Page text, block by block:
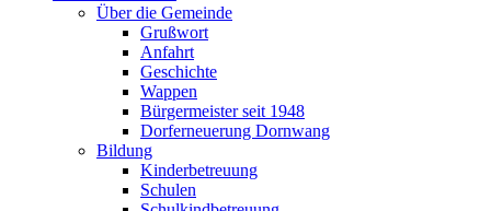
Über die Gemeinde
Grußwort
Anfahrt
Geschichte
Wappen
Bürgermeister seit 1948
Dorferneuerung Dornwang
Bildung
Kinderbetreuung
Schulen